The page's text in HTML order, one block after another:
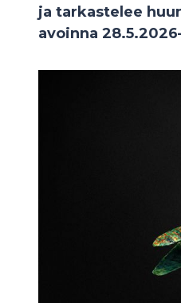
ja tarkastelee
avoinna